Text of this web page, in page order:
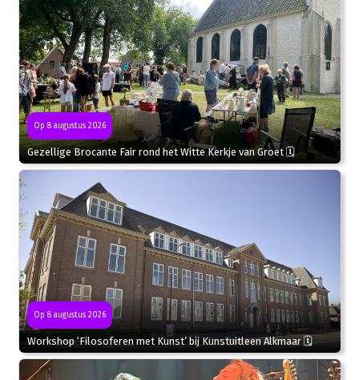
Op 8 augustus 2026
Gezellige Brocante Fair rond het Witte Kerkje van Groet 🗓
Op 8 augustus 2026
Workshop ‘Filosoferen met Kunst’ bij Kunstuitleen Alkmaar 🗓